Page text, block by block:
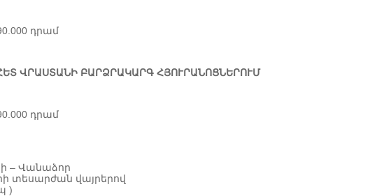
դրամ
ՎՐԱՍՏԱՆԻ ԲԱՐՁՐԱԿԱՐԳ ՀՅՈՒՐԱՆՈՑՆԵՐՈՒՄ
դրամ
– Վանաձոր
տեսարժան վայրերով
)